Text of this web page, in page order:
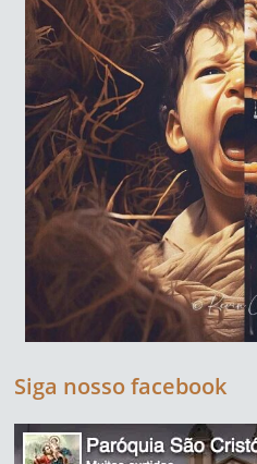
Siga nosso facebook